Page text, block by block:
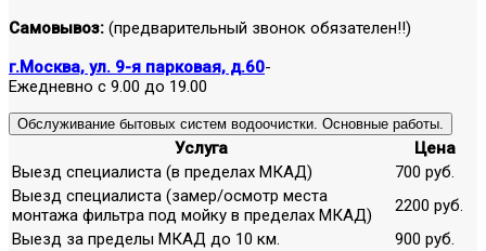
Самовывоз: (предварительный звонок обязателен!!)
г.Москва, ул. 9-я парковая, д.60-
Ежедневно с 9.00 до 19.00
Обслуживание бытовых систем водоочистки. Основные работы.
Услуга
Цена
Выезд специалиста (в пределах МКАД)
700 руб.
Выезд специалиста (замер/осмотр места
монтажа фильтра под мойку в пределах МКАД)
2200 руб.
Выезд за пределы МКАД до 10 км.
900 руб.